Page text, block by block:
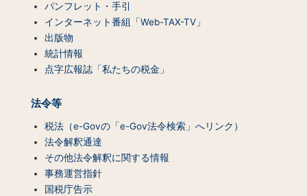
パンフレット・手引
インターネット番組「Web-TAX-TV」
出版物
統計情報
点字広報誌「私たちの税金」
法令等
税法（e-Govの「e-Gov法令検索」へリンク）
法令解釈通達
その他法令解釈に関する情報
事務運営指針
国税庁告示